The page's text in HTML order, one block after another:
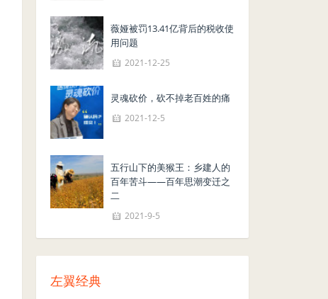
薇娅被罚13.41亿背后的税收使
用问题
2021-12-25
灵魂砍价，砍不掉老百姓的痛
2021-12-5
五行山下的美猴王：乡建人的
百年苦斗——百年思潮变迁之
二
2021-9-5
左翼经典